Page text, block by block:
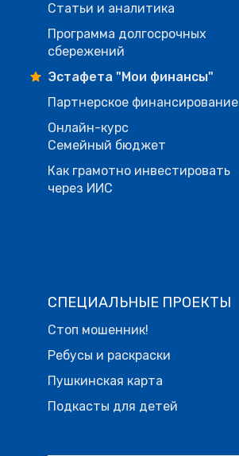
Статьи и аналитика
Программа долгосрочных
сбережений
Эстафета "Мои финансы"
Партнерское финансирование
Онлайн-курс
Семейный бюджет
Как грамотно инвестировать
через ИИС
СПЕЦИАЛЬНЫЕ ПРОЕКТЫ
Стоп мошенник!
Ребусы и раскраски
Пушкинская карта
Подкасты для детей